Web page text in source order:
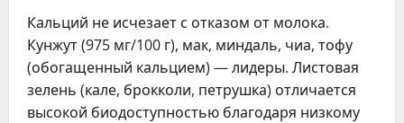
Кальций не исчезает с отказом от молока.
Кунжут (975 мг/100 г), мак, миндаль, чиа, тофу
(обогащенный кальцием) — лидеры. Листовая
зелень (кале, брокколи, петрушка) отличается
высокой биодоступностью благодаря низкому